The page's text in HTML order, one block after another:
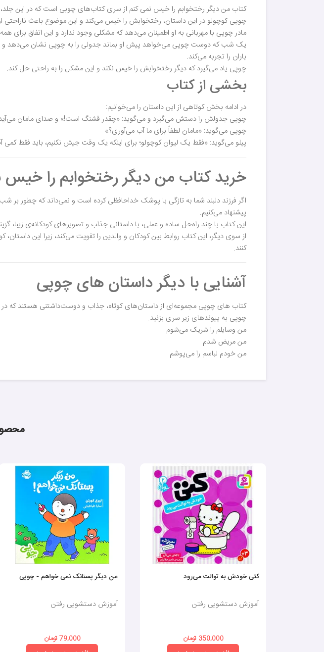
کتاب من دیگر رختخوابم را خیس نمی کنم از سری کتاب‌های چوبی است که در این جلد،
چوپی کوچولو در این داستان، رختخوابش را خیس می‌کند و این موضوع باعث
مادر چوپی با مهربانی به او اطمینان می‌دهد که مشکلی وجود ندارد و این اتفاق برای
یک شب که دوست چوپی می‌خواهد پیش او بماند جدولی را به چوپی نشان می‌دهد و
باران را تجربه می‌کند.
چوپی یاد می‌گیرد که دیگر رختخوابش را خیس نکند و این مشکل را به راحتی حل کند.
بخشی از کتاب
در ادامه بخش کوتاهی از این داستان را می‌خوانیم:
چوپی جدولش را دستش می‌گیرد و می‌گوید: «چقدر قشنگ است!» و صدای مامان
چوپی می‌گوید: «مامان لطفاً برای ما آب می‌آوری؟»
پیلو می‌گوید: «فقط یک لیوان کوچولو؛ برای اینکه یک وقت جیش نکنیم، باید فقط کمی
خرید کتاب من دیگر رختخوابم را
اگر فرزند دلبند شما به تازگی با پوشک خداحافظی کرده است و نمی‌داند که چطور بر
پیشنهاد می‌کنیم.
این کتاب با چند راه‌حل ساده و عملی، با داستانی جذاب و تصویرهای کودکانه‌ی زیبا،
از سوی دیگر، این کتاب روابط بین کودکان و والدین را تقویت می‌کند، زیرا این
کنند.
آشنایی با دیگر داستان های چوپی
کتاب های چوپی مجموعه‌ای از داستان‌های کوتاه، جذاب و دوست‌داشتنی هستند که
چوپی به پیوندهای زیر سری بزنید.
من وسایلم را شریک می‌شوم
من مریض شدم
من خودم لباسم را می‌پوشم
کتی خودش به توالت می‌رود
آموزش دستشویی رفتن
350,000 تومان
من دیگر پستانک نمی خواهم - چوپی
آموزش دستشویی رفتن
79,000 تومان